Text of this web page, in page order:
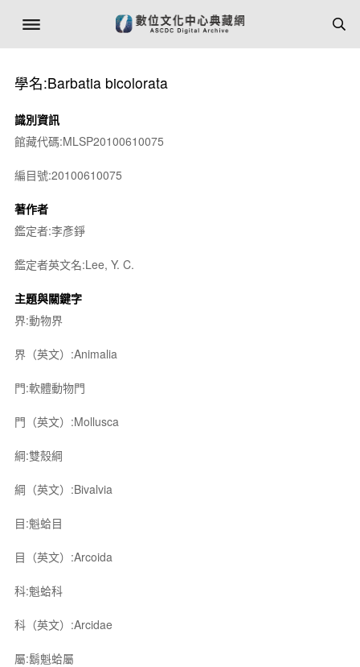
學名:Barbatia bicolorata
識別資訊
館藏代碼:MLSP20100610075
編目號:20100610075
著作者
鑑定者:李彥錚
鑑定者英文名:Lee, Y. C.
主題與關鍵字
界:動物界
界（英文）:Animalia
門:軟體動物門
門（英文）:Mollusca
綱:雙殼綱
綱（英文）:Bivalvia
目:魁蛤目
目（英文）:Arcoida
科:魁蛤科
科（英文）:Arcidae
屬:鬍魁蛤屬